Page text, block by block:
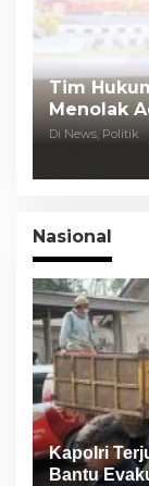
Tim
Menolak
Pasar
Di News, Politik
Nasional
Kapolri
Bantu